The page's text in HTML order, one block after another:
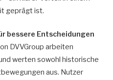
geprägt ist.
bessere Entscheidungen
DVVGroup arbeiten
werten sowohl historische
aus. Nutzer